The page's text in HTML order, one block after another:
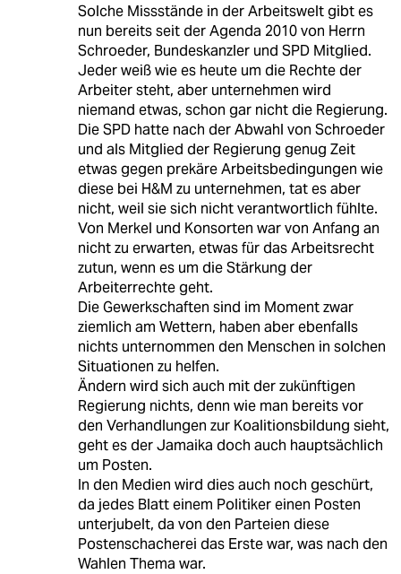
Solche Missstände in der Arbeitswelt gibt es
nun bereits seit der Agenda 2010 von Herrn
Schroeder, Bundeskanzler und SPD Mitglied.
Jeder weiß wie es heute um die Rechte der
Arbeiter steht, aber unternehmen wird
niemand etwas, schon gar nicht die Regierung.
Die SPD hatte nach der Abwahl von Schroeder
und als Mitglied der Regierung genug Zeit
etwas gegen prekäre Arbeitsbedingungen wie
diese bei H&M zu unternehmen, tat es aber
nicht, weil sie sich nicht verantwortlich fühlte.
Von Merkel und Konsorten war von Anfang an
nicht zu erwarten, etwas für das Arbeitsrecht
zutun, wenn es um die Stärkung der
Arbeiterrechte geht.
Die Gewerkschaften sind im Moment zwar
ziemlich am Wettern, haben aber ebenfalls
nichts unternommen den Menschen in solchen
Situationen zu helfen.
Ändern wird sich auch mit der zukünftigen
Regierung nichts, denn wie man bereits vor
den Verhandlungen zur Koalitionsbildung sieht,
geht es der Jamaika doch auch hauptsächlich
um Posten.
In den Medien wird dies auch noch geschürt,
da jedes Blatt einem Politiker einen Posten
unterjubelt, da von den Parteien diese
Postenschacherei das Erste war, was nach den
Wahlen Thema war.